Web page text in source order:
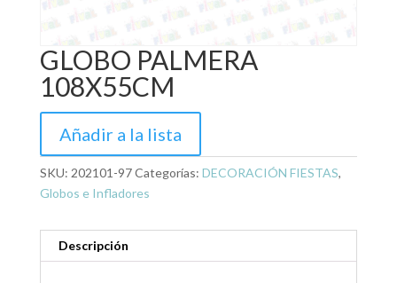
GLOBO PALMERA
108X55CM
Añadir a la lista
SKU: 202101-97Categorías: DECORACIÓN FIESTAS,
Globos e Infladores
Descripción